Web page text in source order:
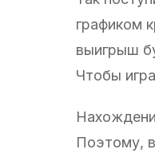
графиком
выигрыш
Чтобы
Поэтому,